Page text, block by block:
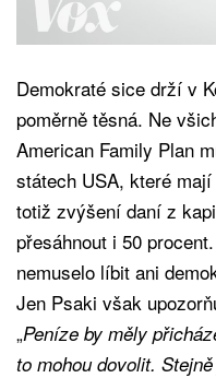
Demokraté sice drží v
poměrně těsná. Ne
American Family Plan
státech USA, které
totiž zvýšení daní z
přesáhnout i 50
nemuselo líbit ani
Jen Psaki však
„Peníze by měly
to mohou dovolit.